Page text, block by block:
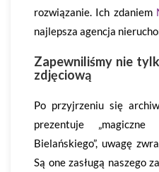
rozwiązanie. Ich zdaniem
najlepsza agencja
Zapewniliśmy nie
zdjęciową
Po przyjrzeniu się
prezentuje
Bielańskiego”, uwagę
Są one zasługą naszego